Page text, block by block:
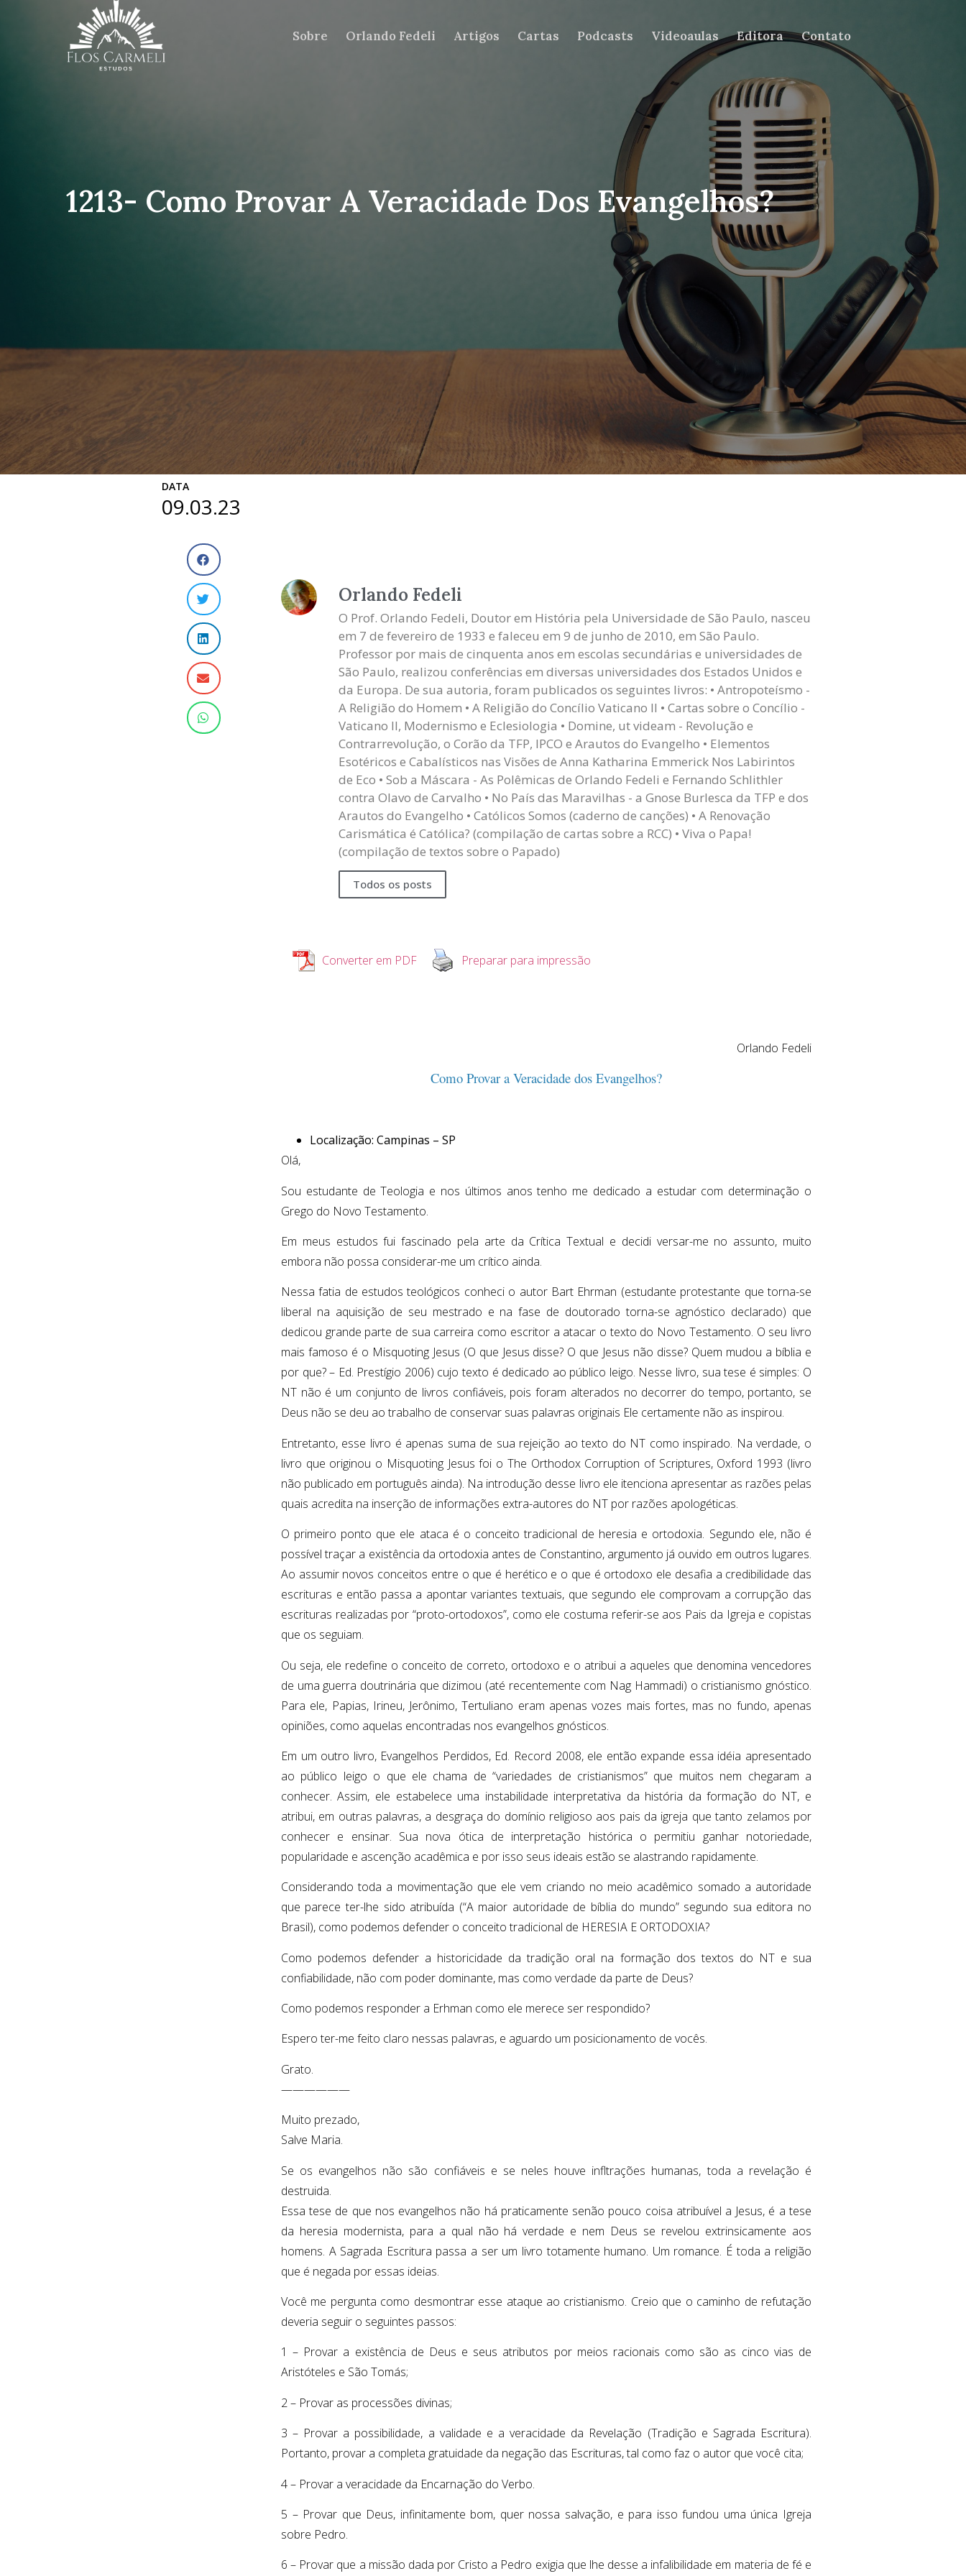
Sobre Orlando Fedeli Artigos Cartas Podcasts Videoaulas Editora Contato
1213- Como Provar A Veracidade Dos Evangelhos?
DATA
09.03.23
Orlando Fedeli
O Prof. Orlando Fedeli, Doutor em História pela Universidade de São Paulo, nasceu
em 7 de fevereiro de 1933 e faleceu em 9 de junho de 2010, em São Paulo.
Professor por mais de cinquenta anos em escolas secundárias e universidades de
São Paulo, realizou conferências em diversas universidades dos Estados Unidos e
da Europa. De sua autoria, foram publicados os seguintes livros: • Antropoteísmo -
A Religião do Homem • A Religião do Concílio Vaticano II • Cartas sobre o Concílio -
Vaticano II, Modernismo e Eclesiologia • Domine, ut videam - Revolução e
Contrarrevolução, o Corão da TFP, IPCO e Arautos do Evangelho • Elementos
Esotéricos e Cabalísticos nas Visões de Anna Katharina Emmerick Nos Labirintos
de Eco • Sob a Máscara - As Polêmicas de Orlando Fedeli e Fernando Schlithler
contra Olavo de Carvalho • No País das Maravilhas - a Gnose Burlesca da TFP e dos
Arautos do Evangelho • Católicos Somos (caderno de canções) • A Renovação
Carismática é Católica? (compilação de cartas sobre a RCC) • Viva o Papa!
(compilação de textos sobre o Papado)
Todos os posts
Converter em PDF Preparar para impressão
Orlando Fedeli
Como Provar a Veracidade dos Evangelhos?
Localização: Campinas – SP
Olá,
Sou estudante de Teologia e nos últimos anos tenho me dedicado a estudar com determinação o
Grego do Novo Testamento.
Em meus estudos fui fascinado pela arte da Crítica Textual e decidi versar-me no assunto, muito
embora não possa considerar-me um crítico ainda.
Nessa fatia de estudos teológicos conheci o autor Bart Ehrman (estudante protestante que torna-se
liberal na aquisição de seu mestrado e na fase de doutorado torna-se agnóstico declarado) que
dedicou grande parte de sua carreira como escritor a atacar o texto do Novo Testamento. O seu livro
mais famoso é o Misquoting Jesus (O que Jesus disse? O que Jesus não disse? Quem mudou a bíblia e
por que? – Ed. Prestígio 2006) cujo texto é dedicado ao público leigo. Nesse livro, sua tese é simples: O
NT não é um conjunto de livros confiáveis, pois foram alterados no decorrer do tempo, portanto, se
Deus não se deu ao trabalho de conservar suas palavras originais Ele certamente não as inspirou.
Entretanto, esse livro é apenas suma de sua rejeição ao texto do NT como inspirado. Na verdade, o
livro que originou o Misquoting Jesus foi o The Orthodox Corruption of Scriptures, Oxford 1993 (livro
não publicado em português ainda). Na introdução desse livro ele itenciona apresentar as razões pelas
quais acredita na inserção de informações extra-autores do NT por razões apologéticas.
O primeiro ponto que ele ataca é o conceito tradicional de heresia e ortodoxia. Segundo ele, não é
possível traçar a existência da ortodoxia antes de Constantino, argumento já ouvido em outros lugares.
Ao assumir novos conceitos entre o que é herético e o que é ortodoxo ele desafia a credibilidade das
escrituras e então passa a apontar variantes textuais, que segundo ele comprovam a corrupção das
escrituras realizadas por “proto-ortodoxos”, como ele costuma referir-se aos Pais da Igreja e copistas
que os seguiam.
Ou seja, ele redefine o conceito de correto, ortodoxo e o atribui a aqueles que denomina vencedores
de uma guerra doutrinária que dizimou (até recentemente com Nag Hammadi) o cristianismo gnóstico.
Para ele, Papias, Irineu, Jerônimo, Tertuliano eram apenas vozes mais fortes, mas no fundo, apenas
opiniões, como aquelas encontradas nos evangelhos gnósticos.
Em um outro livro, Evangelhos Perdidos, Ed. Record 2008, ele então expande essa idéia apresentado
ao público leigo o que ele chama de “variedades de cristianismos” que muitos nem chegaram a
conhecer. Assim, ele estabelece uma instabilidade interpretativa da história da formação do NT, e
atribui, em outras palavras, a desgraça do domínio religioso aos pais da igreja que tanto zelamos por
conhecer e ensinar. Sua nova ótica de interpretação histórica o permitiu ganhar notoriedade,
popularidade e ascenção acadêmica e por isso seus ideais estão se alastrando rapidamente.
Considerando toda a movimentação que ele vem criando no meio acadêmico somado a autoridade
que parece ter-lhe sido atribuída (“A maior autoridade de bíblia do mundo” segundo sua editora no
Brasil), como podemos defender o conceito tradicional de HERESIA E ORTODOXIA?
Como podemos defender a historicidade da tradição oral na formação dos textos do NT e sua
confiabilidade, não com poder dominante, mas como verdade da parte de Deus?
Como podemos responder a Erhman como ele merece ser respondido?
Espero ter-me feito claro nessas palavras, e aguardo um posicionamento de vocês.
Grato.
——————
Muito prezado,
Salve Maria.
Se os evangelhos não são confiáveis e se neles houve infltrações humanas, toda a revelação é
destruida.
Essa tese de que nos evangelhos não há praticamente senão pouco coisa atribuível a Jesus, é a tese
da heresia modernista, para a qual não há verdade e nem Deus se revelou extrinsicamente aos
homens. A Sagrada Escritura passa a ser um livro totamente humano. Um romance. É toda a religião
que é negada por essas ideias.
Você me pergunta como desmontrar esse ataque ao cristianismo. Creio que o caminho de refutação
deveria seguir o seguintes passos:
1 – Provar a existência de Deus e seus atributos por meios racionais como são as cinco vias de
Aristóteles e São Tomás;
2 – Provar as processões divinas;
3 – Provar a possibilidade, a validade e a veracidade da Revelação (Tradição e Sagrada Escritura).
Portanto, provar a completa gratuidade da negação das Escrituras, tal como faz o autor que você cita;
4 – Provar a veracidade da Encarnação do Verbo.
5 – Provar que Deus, infinitamente bom, quer nossa salvação, e para isso fundou uma única Igreja
sobre Pedro.
6 – Provar que a missão dada por Cristo a Pedro exigia que lhe desse a infalibilidade em materia de fé e